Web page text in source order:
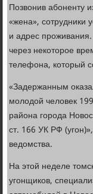
Позвонив абоненту
«жена», сотрудники
и адрес
через некоторое
телефона, который
«Задержанным
молодой человек
района города
ст. 166 УК РФ
ведомства.
На этой неделе
угонщиков,